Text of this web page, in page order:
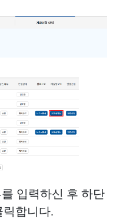
입력하신 후 하단
릭합니다.